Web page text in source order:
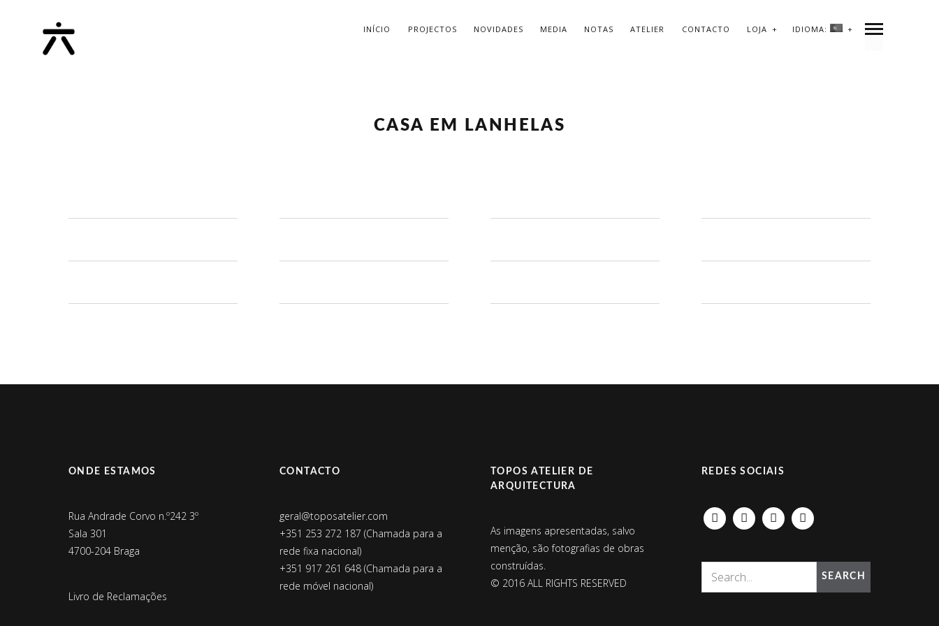
INÍCIO PROJECTOS NOVIDADES MEDIA NOTAS ATELIER CONTACTO LOJA IDIOMA:
CASA EM LANHELAS
ONDE ESTAMOS
Rua Andrade Corvo n.º242 3º
Sala 301
4700-204 Braga
Livro de Reclamações
CONTACTO
geral@toposatelier.com
+351 253 272 187 (Chamada para a
rede fixa nacional)
+351 917 261 648 (Chamada para a
rede móvel nacional)
TOPOS ATELIER DE
ARQUITECTURA
As imagens apresentadas, salvo
menção, são fotografias de obras
construídas.
© 2016 ALL RIGHTS RESERVED
REDES SOCIAIS
FACEBOOKINSTAGRAMLINKEDINPINTEREST
SEARCH